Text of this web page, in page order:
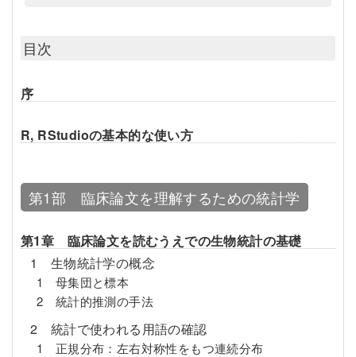
目次
序
R, RStudioの基本的な使い方
第1部 臨床論文を理解するための統計学
第1章 臨床論文を読むうえでの生物統計の基礎
1 生物統計学の概念
1 母集団と標本
2 統計的推測の手法
2 統計で使われる用語の確認
1 正規分布：左右対称性をもつ連続分布